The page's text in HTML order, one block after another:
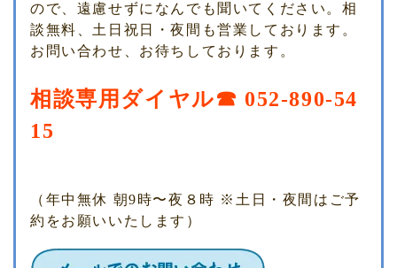
ので、遠慮せずになんでも聞いてください。相
談無料、土日祝日・夜間も営業しております。
お問い合わせ、お待ちしております。
相談専用ダイヤル☎ 052-890-54
15
（年中無休 朝9時〜夜８時 ※土日・夜間はご予
約をお願いいたします）